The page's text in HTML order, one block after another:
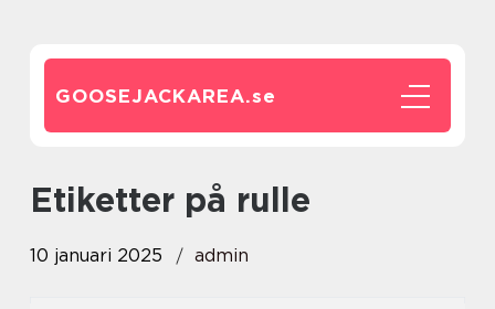
GOOSEJACKAREA.se
etiketter på rulle
10 januari 2025 admin